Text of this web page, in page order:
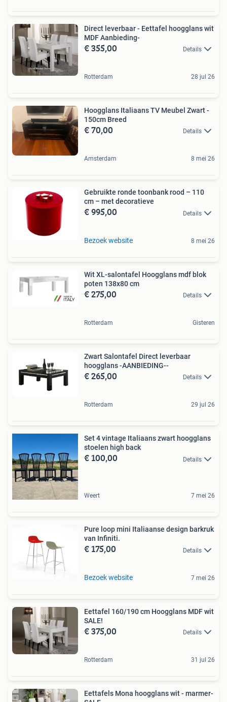
Direct leverbaar - Eettafel hoogglans wit
MDF Aanbieding-
€ 355,00 Details
Rotterdam 28 jul 26
Hoogglans Italiaans TV Meubel Zwart -
150cm Breed
€ 70,00 Details
Amsterdam 8 mei 26
Gebruikte ronde toonbank rood – 110
cm – met decoratieve
€ 995,00 Details
Bezoek website 8 mei 26
Wit XL-salontafel Hoogglans mdf blok
poten 138x80 cm
€ 275,00 Details
Rotterdam Gisteren
Zwart Salontafel Direct leverbaar
hoogglans -AANBIEDING--
€ 265,00 Details
Rotterdam 29 jul 26
Set 4 vintage Italiaans zwart hoogglans
stoelen high back
€ 100,00 Details
Weert 7 mei 26
Pure loop mini Italiaanse design barkruk
van Infiniti.
€ 175,00 Details
Bezoek website 7 mei 26
Eettafel 160/190 cm Hoogglans MDF wit
SALE!
€ 375,00 Details
Rotterdam 31 jul 26
Eettafels Mona hoogglans wit - marmer-